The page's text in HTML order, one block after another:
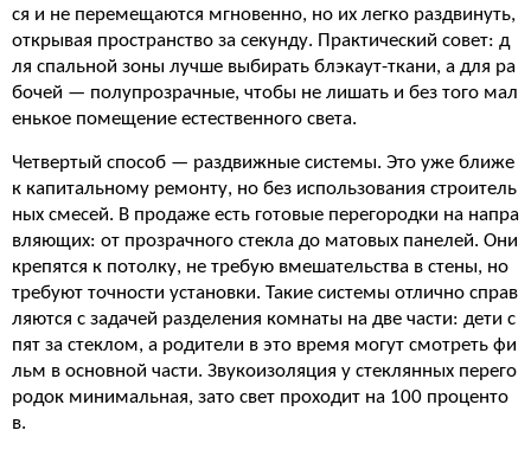
ся и не перемещаются мгновенно, но их легко раздвинуть,
открывая пространство за секунду. Практический совет: д
ля спальной зоны лучше выбирать блэкаут-ткани, а для ра
бочей — полупрозрачные, чтобы не лишать и без того мал
енькое помещение естественного света.
Четвертый способ — раздвижные системы. Это уже ближе
к капитальному ремонту, но без использования строитель
ных смесей. В продаже есть готовые перегородки на напра
вляющих: от прозрачного стекла до матовых панелей. Они
крепятся к потолку, не требую вмешательства в стены, но
требуют точности установки. Такие системы отлично справ
ляются с задачей разделения комнаты на две части: дети с
пят за стеклом, а родители в это время могут смотреть фи
льм в основной части. Звукоизоляция у стеклянных перего
родок минимальная, зато свет проходит на 100 проценто
в.